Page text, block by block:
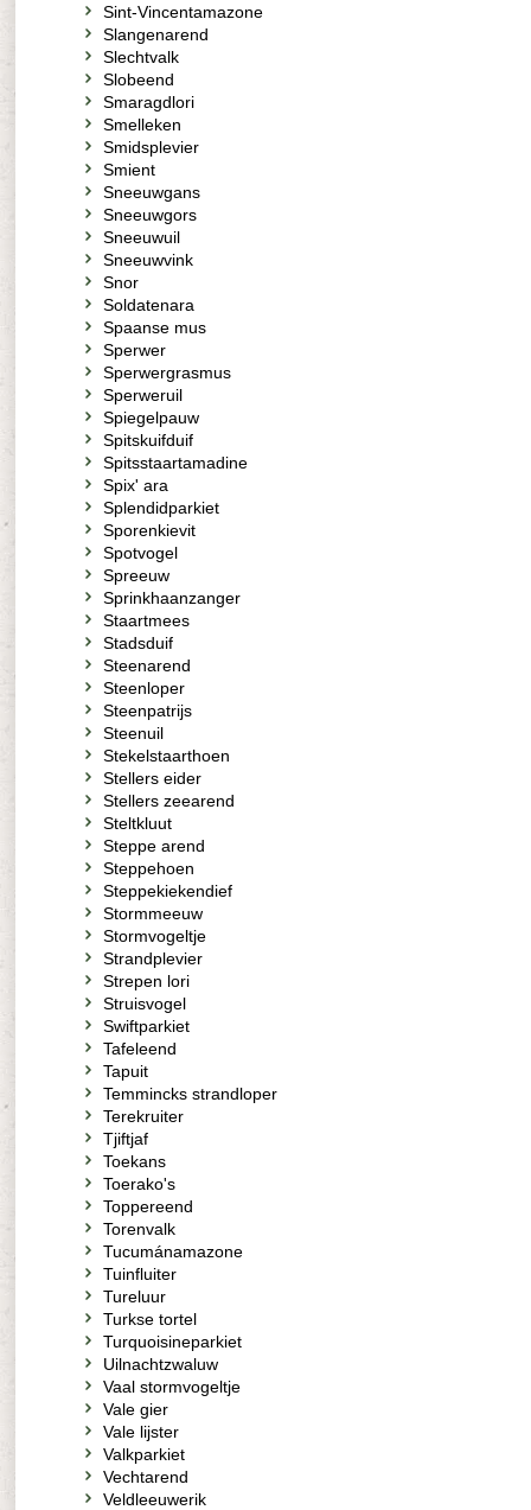
Sint-Vincentamazone
Slangenarend
Slechtvalk
Slobeend
Smaragdlori
Smelleken
Smidsplevier
Smient
Sneeuwgans
Sneeuwgors
Sneeuwuil
Sneeuwvink
Snor
Soldatenara
Spaanse mus
Sperwer
Sperwergrasmus
Sperweruil
Spiegelpauw
Spitskuifduif
Spitsstaartamadine
Spix' ara
Splendidparkiet
Sporenkievit
Spotvogel
Spreeuw
Sprinkhaanzanger
Staartmees
Stadsduif
Steenarend
Steenloper
Steenpatrijs
Steenuil
Stekelstaarthoen
Stellers eider
Stellers zeearend
Steltkluut
Steppe arend
Steppehoen
Steppekiekendief
Stormmeeuw
Stormvogeltje
Strandplevier
Strepen lori
Struisvogel
Swiftparkiet
Tafeleend
Tapuit
Temmincks strandloper
Terekruiter
Tjiftjaf
Toekans
Toerako's
Toppereend
Torenvalk
Tucumánamazone
Tuinfluiter
Tureluur
Turkse tortel
Turquoisineparkiet
Uilnachtzwaluw
Vaal stormvogeltje
Vale gier
Vale lijster
Valkparkiet
Vechtarend
Veldleeuwerik